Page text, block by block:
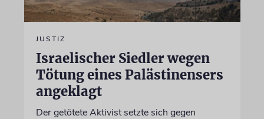
JUSTIZ
Israelischer Siedler wegen
Tötung eines Palästinensers
angeklagt
Der getötete Aktivist setzte sich gegen